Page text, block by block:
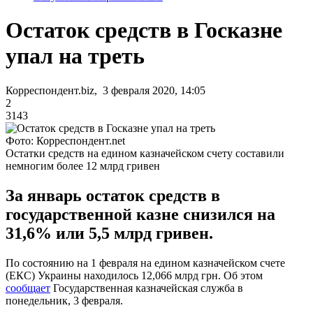
Остаток средств в Госказне
упал на треть
Корреспондент.biz, 3 февраля 2020, 14:05
2
3143
Фото: Корреспондент.net
Остатки средств на едином казначейском счету составили
немногим более 12 млрд гривен
За январь остаток средств в
государственной казне снизился на
31,6% или 5,5 млрд гривен.
По состоянию на 1 февраля на едином казначейском счете
(ЕКС) Украины находилось 12,066 млрд грн. Об этом
сообщает Государственная казначейская служба в
понедельник, 3 февраля.